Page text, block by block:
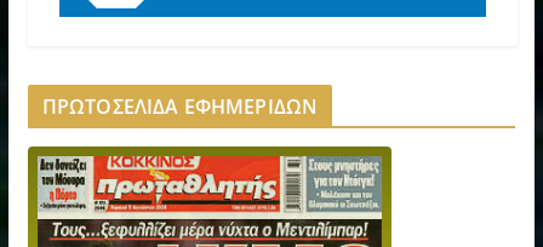
ΠΡΩΤΟΣΕΛΙΔΑ ΕΦΗΜΕΡΙΔΩΝ